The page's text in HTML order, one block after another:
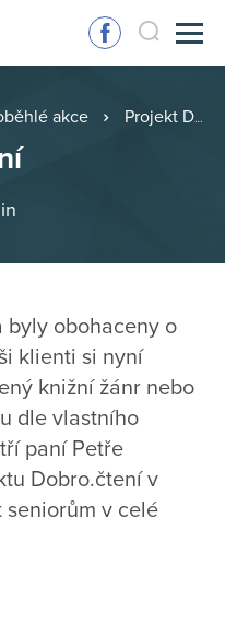
akce Projekt Dobro.čtení
byly obohaceny o
klienti si nyní
knižní žánr nebo
dle vlastního
paní Petře
Dobro.čtení v
v celé